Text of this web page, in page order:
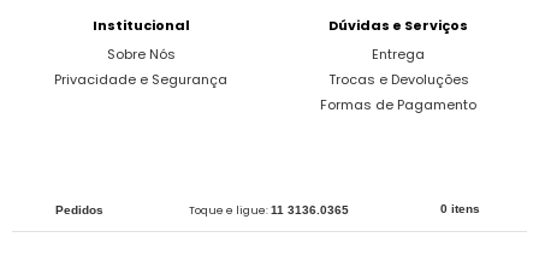
Institucional
Sobre Nós
Privacidade e Segurança
Dúvidas e Serviços
Entrega
Trocas e Devoluções
Formas de Pagamento
Pedidos Toque e ligue:11 3136.0365 0 itens